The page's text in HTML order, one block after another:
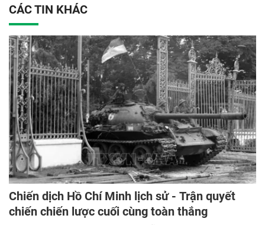
CÁC TIN KHÁC
Chiến dịch Hồ Chí Minh lịch sử - Trận quyết
chiến chiến lược cuối cùng toàn thắng